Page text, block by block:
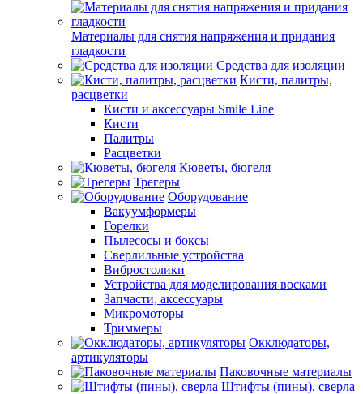
Материалы для снятия напряжения и придания
гладкости
Средства для изоляции
Кисти, палитры,
расцветки
Кисти и аксессуары Smile Line
Кисти
Палитры
Расцветки
Кюветы, бюгеля
Трегеры
Оборудование
Вакуумформеры
Горелки
Пылесосы и боксы
Сверлильные устройства
Вибростолики
Устройства для моделирования восками
Запчасти, аксессуары
Микромоторы
Триммеры
Окклюдаторы,
артикуляторы
Паковочные материалы
Штифты (пины), сверла